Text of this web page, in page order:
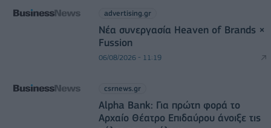
advertising.gr
Νέα συνεργασία Heaven of Brands ×
Fussion
06/08/2026 - 11:19
csrnews.gr
Alpha Bank: Για πρώτη φορά το
Αρχαίο Θέατρο Επιδαύρου άνοιξε τις